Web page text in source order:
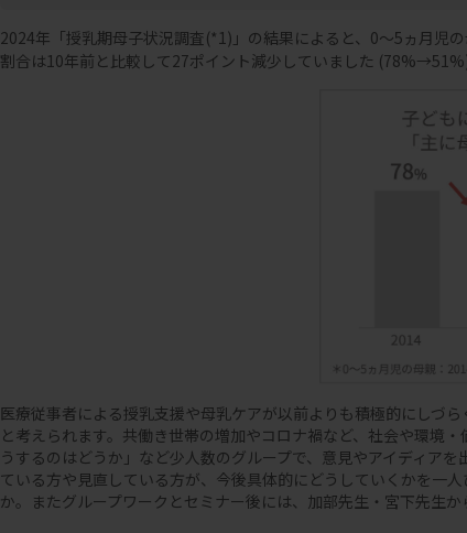
2024年「授乳期母子状況調査(*1)」の結果によると、0～5ヵ月児
割合は10年前と比較して27ポイント減少していました (78%→51%)
医療従事者による授乳支援や母乳ケアが以前よりも積極的にしづ
と考えられます。共働き世帯の増加やコロナ禍など、社会や環境
うするのはどうか」など少人数のグループで、意見やアイディア
ている方や見直している方が、今後具体的にどうしていくかを一
か。またグループワークとセミナー後には、加部先生・宮下先生